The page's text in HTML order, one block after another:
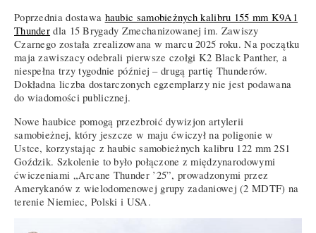
Poprzednia dostawa haubic samobieżnych kalibru 155 mm K9A1
Thunder dla 15 Brygady Zmechanizowanej im. Zawiszy
Czarnego została zrealizowana w marcu 2025 roku. Na początku
maja zawiszacy odebrali pierwsze czołgi K2 Black Panther, a
niespełna trzy tygodnie później – drugą partię Thunderów.
Dokładna liczba dostarczonych egzemplarzy nie jest podawana
do wiadomości publicznej.
Nowe haubice pomogą przezbroić dywizjon artylerii
samobieżnej, który jeszcze w maju ćwiczył na poligonie w
Ustce, korzystając z haubic samobieżnych kalibru 122 mm 2S1
Goździk. Szkolenie to było połączone z międzynarodowymi
ćwiczeniami „Arcane Thunder ’25”, prowadzonymi przez
Amerykanów z wielodomenowej grupy zadaniowej (2 MDTF) na
terenie Niemiec, Polski i USA.